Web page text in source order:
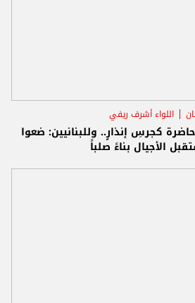
اللواء أشرف ريفي
13 نسيان حاضرة كجرسِ إنذارٍ.. وللبنانيين: ضعوا
الأجيال بناءً صلباً